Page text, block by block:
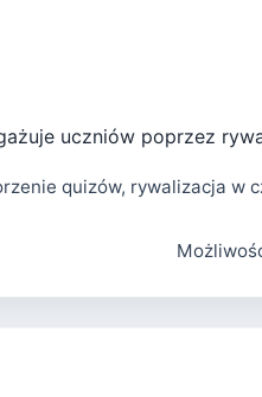
uczniów poprzez
quizów, rywalizacja w